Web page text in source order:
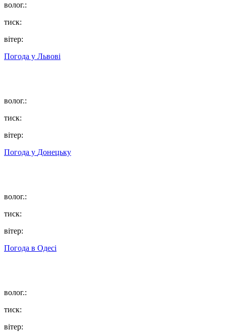
волог.:
тиск:
вітер:
Погода у Львові
волог.:
тиск:
вітер:
Погода у Донецьку
волог.:
тиск:
вітер:
Погода в Одесі
волог.:
тиск:
вітер: